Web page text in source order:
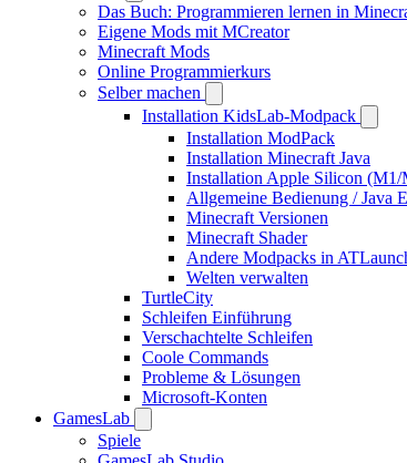
Das Buch: Programmieren lernen in
Eigene Mods mit MCreator
Minecraft Mods
Online Programmierkurs
Selber machen
Installation KidsLab-Modpack
Installation ModPack
Installation Minecraft Java
Installation Apple Silicon (M1/
Allgemeine Bedienung / Java
Minecraft Versionen
Minecraft Shader
Andere Modpacks in
Welten verwalten
TurtleCity
Schleifen Einführung
Verschachtelte Schleifen
Coole Commands
Probleme & Lösungen
Microsoft-Konten
GamesLab
Spiele